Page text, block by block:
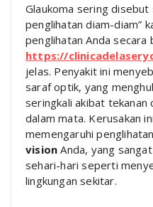
Glaukoma sering disebut
penglihatan diam-diam”
penglihatan Anda
https://
jelas. Penyakit ini
saraf optik, yang
seringkali akibat tekanan
dalam mata. Kerusakan
memengaruhi
vision Anda, yang
sehari-hari seperti
lingkungan sekitar.